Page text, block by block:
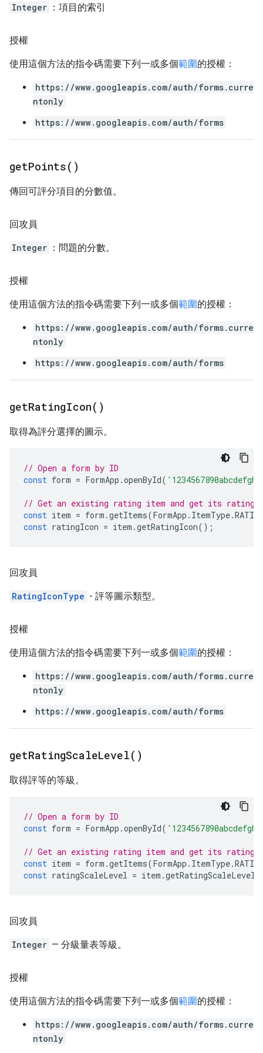
Integer ：項目的索引
授權
使用這個方法的指令碼需要下列一或多個範圍的授權：
https://www.googleapis.com/auth/forms.curre
ntonly
https://www.googleapis.com/auth/forms
getPoints( )
傳回可評分項目的分數值。
回攻員
Integer ：問題的分數。
授權
使用這個方法的指令碼需要下列一或多個範圍的授權：
https://www.googleapis.com/auth/forms.curre
ntonly
https://www.googleapis.com/auth/forms
getRatingIcon( )
取得為評分選擇的圖示。
// Open a form by ID
const form = FormApp .openById(
// Get an existing rating item and get its rating
const item = form .getItems(FormApp . ItemType.
const ratingIcon = item .getRatingIcon();
回攻員
RatingIconType - 評等圖示類型。
授權
使用這個方法的指令碼需要下列一或多個範圍的授權：
https://www.googleapis.com/auth/forms.curre
ntonly
https://www.googleapis.com/auth/forms
getRatingScaleLevel( )
取得評等的等級。
// Open a form by ID
const form = FormApp .openById(
// Get an existing rating item and get its rating
const item = form .getItems(FormApp . ItemType.
const ratingScaleLevel = item .getRatingScaleLevel
回攻員
Integer — 分級量表等級。
授權
使用這個方法的指令碼需要下列一或多個範圍的授權：
https://www.googleapis.com/auth/forms.curre
ntonly